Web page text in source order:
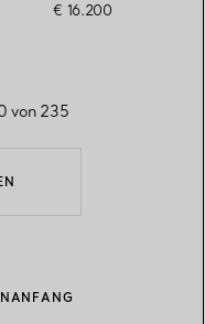
€ 16.200
von 235